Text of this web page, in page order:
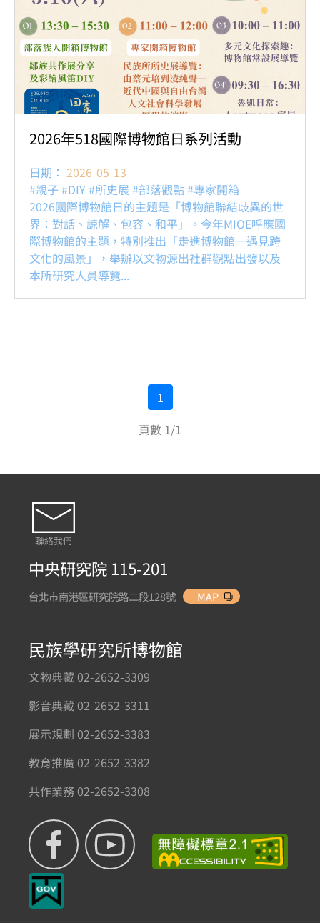
2026年518國際博物館日系列活動
日期： 2026-05-13
#親子 #DIY #所史展 #部落觀點 #專家開箱
2026國際博物館日的主題是「博物館聯結歧異的世
界：對話、諒解、包容、和平」。今年MIOE呼應國
際博物館的主題，特別推出「走進博物館─遇見跨
文化的風景」，舉辦以文物源出社群觀點出發以及
本所研究人員導覽...
1
頁數 1/1
聯絡我們
中央研究院 115-201
台北市南港區研究院路二段128號 MAP
民族學研究所博物館
文物典藏 02-2652-3309
影音典藏 02-2652-3311
展示規劃 02-2652-3383
教育推廣 02-2652-3382
共作業務 02-2652-3308